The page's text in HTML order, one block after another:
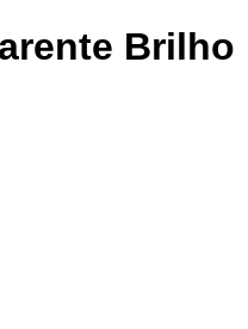
Brilho